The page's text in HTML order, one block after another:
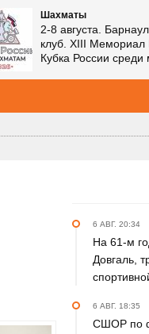
Шахматы
2-8 августа.
клуб. XIII Мемориал
Кубка России среди
6 АВГ. 20:34
На 61-м
Довгаль,
6 АВГ. 18:35
СШОР по